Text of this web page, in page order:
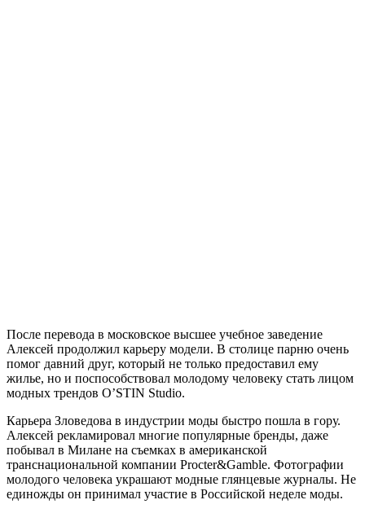
После перевода в московское высшее учебное заведение
Алексей продолжил карьеру модели. В столице парню очень
помог давний друг, который не только предоставил ему
жилье, но и поспособствовал молодому человеку стать лицом
модных трендов O’STIN Studio.
Карьера Зловедова в индустрии моды быстро пошла в гору.
Алексей рекламировал многие популярные бренды, даже
побывал в Милане на съемках в американской
транснациональной компании Procter&Gamble. Фотографии
молодого человека украшают модные глянцевые журналы. Не
единожды он принимал участие в Российской неделе моды.